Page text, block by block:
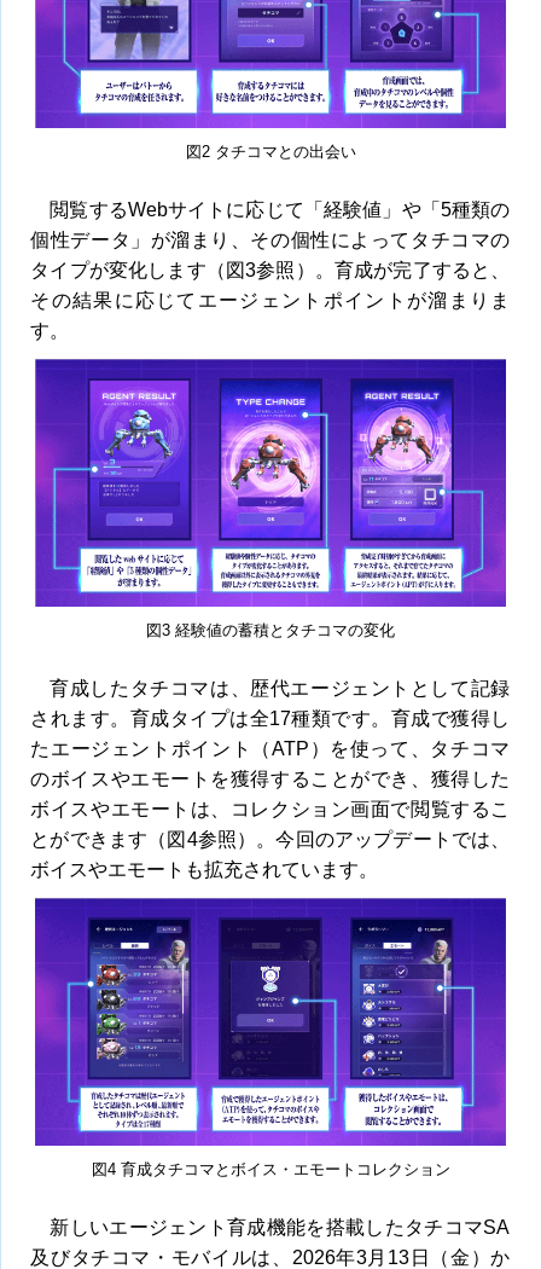
図2 タチコマとの出会い
閲覧するWebサイトに応じて「経験値」や「5種類の
個性データ」が溜まり、その個性によってタチコマの
タイプが変化します（図3参照）。育成が完了すると、
その結果に応じてエージェントポイントが溜まりま
す。
図3 経験値の蓄積とタチコマの変化
育成したタチコマは、歴代エージェントとして記録
されます。育成タイプは全17種類です。育成で獲得し
たエージェントポイント（ATP）を使って、タチコマ
のボイスやエモートを獲得することができ、獲得した
ボイスやエモートは、コレクション画面で閲覧するこ
とができます（図4参照）。今回のアップデートでは、
ボイスやエモートも拡充されています。
図4 育成タチコマとボイス・エモートコレクション
新しいエージェント育成機能を搭載したタチコマSA
及びタチコマ・モバイルは、2026年3月13日（金）か